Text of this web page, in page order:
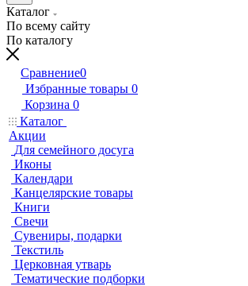
Каталог
По всему сайту
По каталогу
Сравнение0
Избранные товары 0
Корзина 0
Каталог
Акции
Для семейного досуга
Иконы
Календари
Канцелярские товары
Книги
Свечи
Сувениры, подарки
Текстиль
Церковная утварь
Тематические подборки